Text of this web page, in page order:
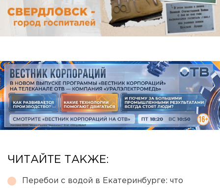
ЧИТАЙТЕ ТАКЖЕ:
Перебои с водой в Екатеринбурге: что